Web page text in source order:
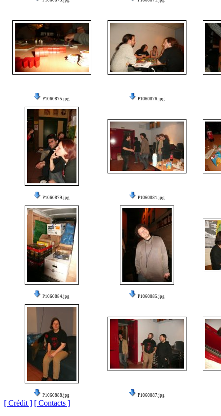
P1060875.jpg P1060876.jpg
P1060879.jpg P1060881.jpg
P1060884.jpg P1060885.jpg
P1060888.jpg P1060887.jpg
[ Crédit ] [ Contacts ]